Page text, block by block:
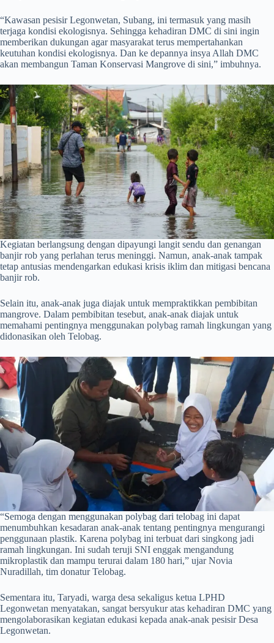
“Kawasan pesisir Legonwetan, Subang, ini termasuk yang masih
terjaga kondisi ekologisnya. Sehingga kehadiran DMC di sini ingin
memberikan dukungan agar masyarakat terus mempertahankan
keutuhan kondisi ekologisnya. Dan ke depannya insya Allah DMC
akan membangun Taman Konservasi Mangrove di sini,” imbuhnya.
Kegiatan berlangsung dengan dipayungi langit sendu dan genangan
banjir rob yang perlahan terus meninggi. Namun, anak-anak tampak
tetap antusias mendengarkan edukasi krisis iklim dan mitigasi bencana
banjir rob.
Selain itu, anak-anak juga diajak untuk mempraktikkan pembibitan
mangrove. Dalam pembibitan tesebut, anak-anak diajak untuk
memahami pentingnya menggunakan polybag ramah lingkungan yang
didonasikan oleh Telobag.
“Semoga dengan menggunakan polybag dari telobag ini dapat
menumbuhkan kesadaran anak-anak tentang pentingnya mengurangi
penggunaan plastik. Karena polybag ini terbuat dari singkong jadi
ramah lingkungan. Ini sudah teruji SNI enggak mengandung
mikroplastik dan mampu terurai dalam 180 hari,” ujar Novia
Nuradillah, tim donatur Telobag.
Sementara itu, Taryadi, warga desa sekaligus ketua LPHD
Legonwetan menyatakan, sangat bersyukur atas kehadiran DMC yang
mengolaborasikan kegiatan edukasi kepada anak-anak pesisir Desa
Legonwetan.